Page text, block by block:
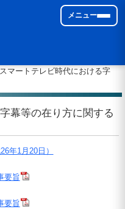
メニュー
マートテレビ時代における字
幕等の在り方に関する
年1月20日）
要旨
要旨